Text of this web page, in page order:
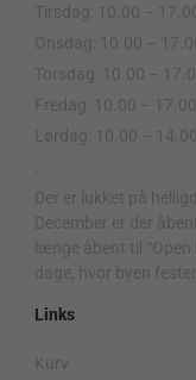
Tirsdag: 10.00 –
Onsdag: 10.00 –
Torsdag: 10.00 –
Fredag: 10.00 – 17.00
Lørdag: 10.00 – 14.00
Der er lukket på
December er der
længe åbent til
dage, hvor byen fester.
Links
Kurv